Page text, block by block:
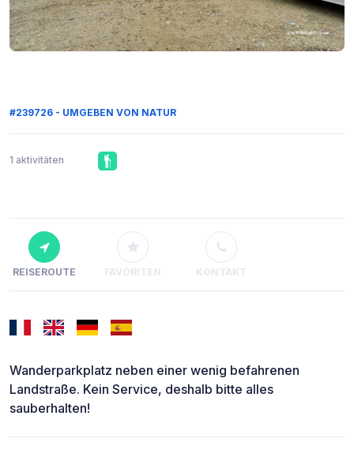
#239726 - UMGEBEN VON NATUR
1 aktivitäten
REISEROUTE FAVORITEN KONTAKT
Wanderparkplatz neben einer wenig befahrenen
Landstraße. Kein Service, deshalb bitte alles
sauberhalten!